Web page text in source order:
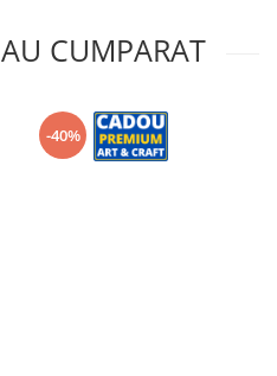
CUMPARAT
-40%